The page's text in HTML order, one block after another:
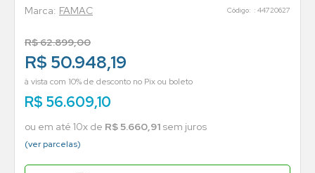
FAMAC : 44720627
R$62.899,00
R$ 50.948,19
à vista com 10% de desconto no Pix ou boleto
R$ 56.609,10
ou em até 10x de R$5.660,91 sem juros
(ver parcelas)